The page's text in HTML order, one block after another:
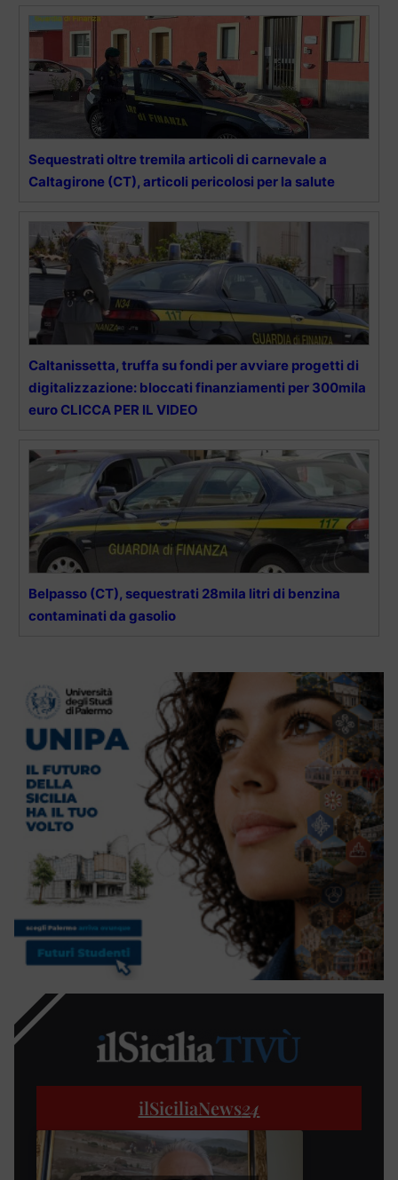
Sequestrati oltre tremila articoli di carnevale a
Caltagirone (CT), articoli pericolosi per la salute
Caltanissetta, truffa su fondi per avviare progetti di
digitalizzazione: bloccati finanziamenti per 300mila
euro CLICCA PER IL VIDEO
Belpasso (CT), sequestrati 28mila litri di benzina
contaminati da gasolio
ilSiciliaNews24